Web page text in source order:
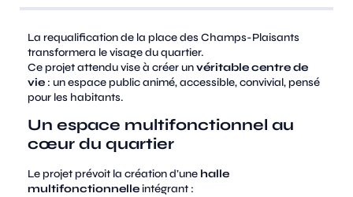
La requalification de la place des Champs-Plaisants
transformera le visage du quartier.
Ce projet attendu vise à créer unvéritable centre de
vie : un espace public animé, accessible, convivial, pensé
pour les habitants.
Un espace multifonctionnel au
cœur du quartier
Le projet prévoit la création d’une halle
multifonctionnelleintégrant :